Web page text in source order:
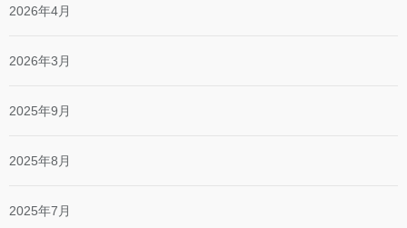
2026年4月
2026年3月
2025年9月
2025年8月
2025年7月